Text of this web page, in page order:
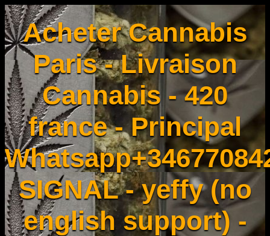
Acheter Cannabis
Paris - Livraison
Cannabis - 420
france - Principal
SIGNAL - yeffy (no
english support) -